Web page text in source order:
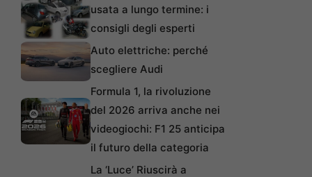
usata a lungo termine: i
consigli degli esperti
Auto elettriche: perché
scegliere Audi
Formula 1, la rivoluzione
del 2026 arriva anche nei
videogiochi: F1 25 anticipa
il futuro della categoria
La ‘Luce’ Riuscirà a